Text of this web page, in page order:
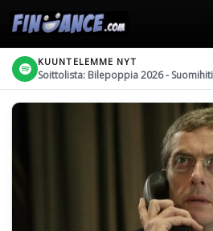
KUUNTELEMME NYT
Soittolista: Bilepoppia 2026 -